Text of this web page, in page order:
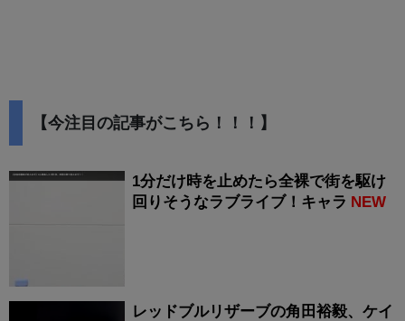
【今注目の記事がこちら！！！】
1分だけ時を止めたら全裸で街を駆け
回りそうなラブライブ！キャラ NEW
レッドブルリザーブの角田裕毅、ケイ